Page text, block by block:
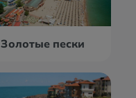
Золотые пески